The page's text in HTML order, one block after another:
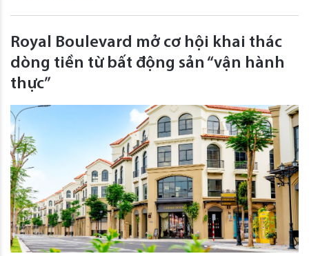
Royal Boulevard mở cơ hội khai thác
dòng tiền từ bất động sản “vận hành
thực”